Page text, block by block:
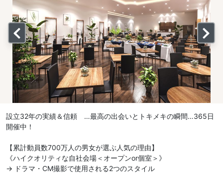
設立32年の実績＆信頼 …最高の出会いとトキメキの瞬間…365日
開催中！
【累計動員数700万人の男女が選ぶ人気の理由】
《ハイクオリティな自社会場＜オープンor個室＞》
→ ドラマ・CM撮影で使用される2つのスタイル